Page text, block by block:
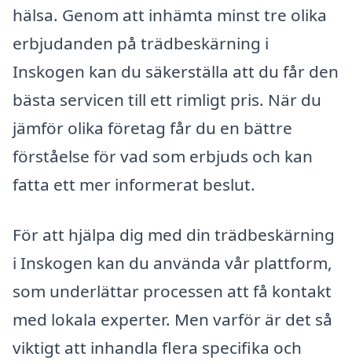
hälsa. Genom att inhämta minst tre olika
erbjudanden på trädbeskärning i
Inskogen kan du säkerställa att du får den
bästa servicen till ett rimligt pris. När du
jämför olika företag får du en bättre
förståelse för vad som erbjuds och kan
fatta ett mer informerat beslut.
För att hjälpa dig med din trädbeskärning
i Inskogen kan du använda vår plattform,
som underlättar processen att få kontakt
med lokala experter. Men varför är det så
viktigt att inhandla flera specifika och